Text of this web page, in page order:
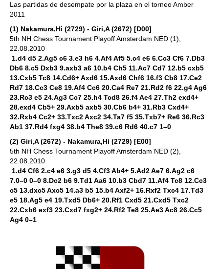
Las partidas de desempate por la plaza en el torneo Amber
2011
(1) Nakamura,Hi (2729) - Giri,A (2672) [D00]
5th NH Chess Tournament Playoff Amsterdam NED (1),
22.08.2010
1.d4 d5 2.Ag5 c6 3.e3 h6 4.Af4 Af5 5.c4 e6 6.Cc3 Cf6 7.Db3
Db6 8.c5 Dxb3 9.axb3 a6 10.b4 Ch5 11.Ac7 Cd7 12.b5 cxb5
13.Cxb5 Tc8 14.Cd6+ Axd6 15.Axd6 Chf6 16.f3 Cb8 17.Ce2
Rd7 18.Cc3 Ce8 19.Af4 Cc6 20.Ca4 Re7 21.Rd2 f6 22.g4 Ag6
23.Rc3 e5 24.Ag3 Cc7 25.h4 Tcd8 26.f4 Ae4 27.Th2 exd4+
28.exd4 Cb5+ 29.Axb5 axb5 30.Cb6 b4+ 31.Rb3 Cxd4+
32.Rxb4 Cc2+ 33.Txc2 Axc2 34.Ta7 f5 35.Txb7+ Re6 36.Rc3
Ab1 37.Rd4 fxg4 38.b4 The8 39.c6 Rd6 40.c7 1–0
(2) Giri,A (2672) - Nakamura,Hi (2729) [E00]
5th NH Chess Tournament Playoff Amsterdam NED (2),
22.08.2010
1.d4 Cf6 2.c4 e6 3.g3 d5 4.Cf3 Ab4+ 5.Ad2 Ae7 6.Ag2 c6
7.0–0 0–0 8.Dc2 b6 9.Td1 Aa6 10.b3 Cbd7 11.Af4 Tc8 12.Cc3
c5 13.dxc5 Axc5 14.a3 b5 15.b4 Axf2+ 16.Rxf2 Txc4 17.Td3
e5 18.Ag5 e4 19.Txd5 Db6+ 20.Rf1 Cxd5 21.Cxd5 Txc2
22.Cxb6 exf3 23.Cxd7 fxg2+ 24.Rf2 Te8 25.Ae3 Ac8 26.Cc5
Ag4 0–1